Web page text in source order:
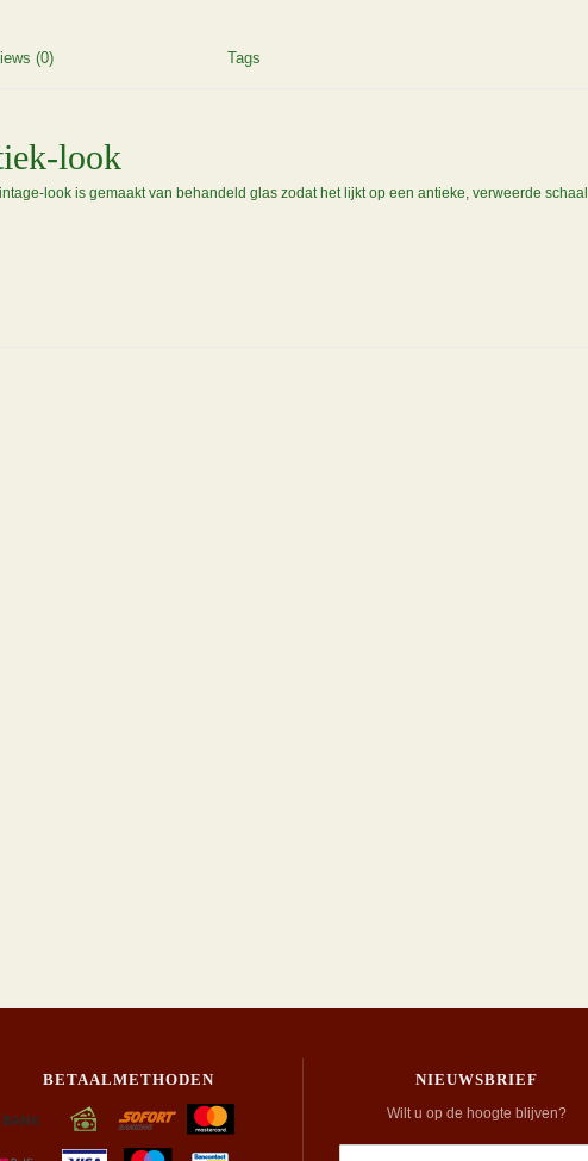
(0) Tags
look
look is gemaakt van behandeld glas zodat het lijkt op een antieke, verweerde
BETAALMETHODEN NIEUWSBRIEF
Wilt u op de hoogte blijven?